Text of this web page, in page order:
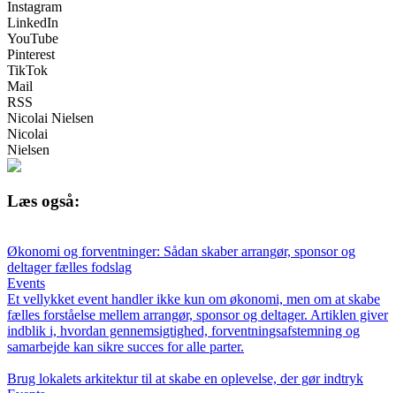
Instagram
LinkedIn
YouTube
Pinterest
TikTok
Mail
RSS
Nicolai Nielsen
Nicolai
Nielsen
Læs også:
Økonomi og forventninger: Sådan skaber arrangør, sponsor og
deltager fælles fodslag
Events
Et vellykket event handler ikke kun om økonomi, men om at skabe
fælles forståelse mellem arrangør, sponsor og deltager. Artiklen giver
indblik i, hvordan gennemsigtighed, forventningsafstemning og
samarbejde kan sikre succes for alle parter.
Brug lokalets arkitektur til at skabe en oplevelse, der gør indtryk